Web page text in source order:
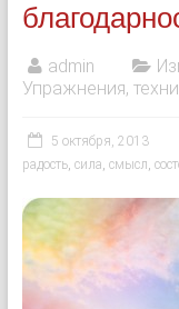
admin
Упражнения,
5 октября, 2013
радость, сила, смысл,